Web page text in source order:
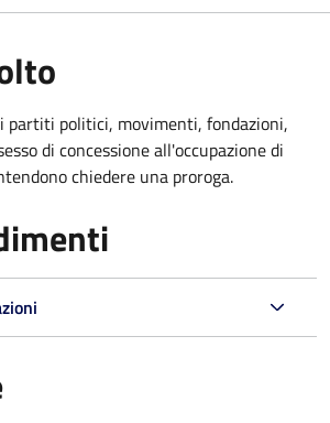
partiti politici, movimenti, fondazioni,
di concessione all'occupazione di
chiedere una proroga.